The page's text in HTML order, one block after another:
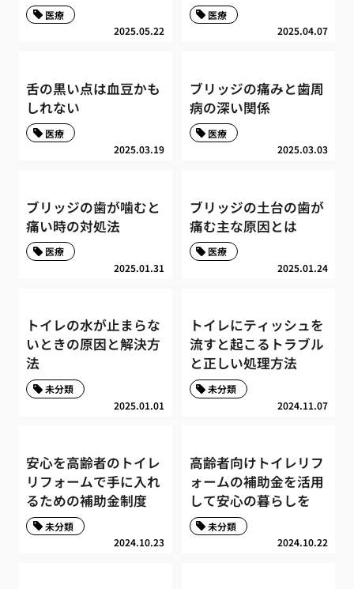
2025.05.22
医療
2025.04.07
医療
舌の黒い点は血豆かも
しれない
2025.03.19
医療
ブリッジの痛みと歯周
病の深い関係
2025.03.03
医療
ブリッジの歯が噛むと
痛い時の対処法
2025.01.31
医療
ブリッジの土台の歯が
痛む主な原因とは
2025.01.24
医療
トイレの水が止まらな
いときの原因と解決方
法
2025.01.01
未分類
トイレにティッシュを
流すと起こるトラブル
と正しい処理方法
2024.11.07
未分類
安心を高齢者のトイレ
リフォームで手に入れ
るための補助金制度
2024.10.23
未分類
高齢者向けトイレリフ
ォームの補助金を活用
して安心の暮らしを
2024.10.22
未分類